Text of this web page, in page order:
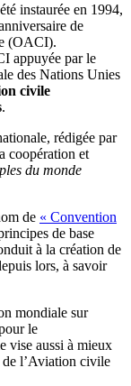
instaurée en 1994,
de
(OACI).
appuyée par le
des Nations Unies
civile
.
rédigée par
coopération et
du monde
de « Convention
de base
à la création de
lors, à savoir
mondiale sur
le
vise aussi à mieux
de l’Aviation civile